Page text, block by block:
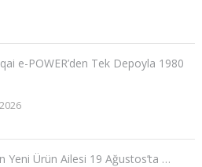
e-POWER’den Tek Depoyla 1980
Yeni Ürün Ailesi 19 Ağustos’ta …